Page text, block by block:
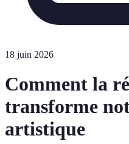
18 juin 2026
Comment la
transforme
artistique